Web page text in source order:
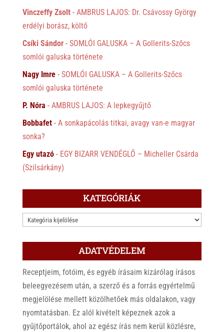
Vinczeffy Zsolt- AMBRUS LAJOS: Dr. Csávossy György
erdélyi borász, költő
Csíki Sándor- SOMLÓI GALUSKA – A Gollerits-Szőcs
somlói galuska története
Nagy Imre- SOMLÓI GALUSKA – A Gollerits-Szőcs
somlói galuska története
P. Nóra - AMBRUS LAJOS: A lepkegyűjtő
Bobbafet- A sonkapácolás titkai, avagy van-e magyar
sonka?
Egy utazó- EGY BIZARR VENDÉGLŐ – Micheller Csárda
(Szilsárkány)
KATEGÓRIÁK
KATEGÓRIÁK
ADATVÉDELEM
Receptjeim, fotóim, és egyéb írásaim kizárólag írásos
beleegyezésem után, a szerző és a forrás egyértelmű
megjelölése mellett közölhetőek más oldalakon, vagy
nyomtatásban. Ez alól kivételt képeznek azok a
gyűjtőportálok, ahol az egész írás nem kerül közlésre,